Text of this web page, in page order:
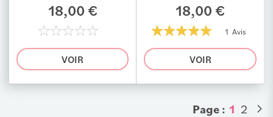
18,00 €
0%
VOIR
18,00 €
100%
1 Avis
VOIR
Page
Page : Vous
1 Page
2